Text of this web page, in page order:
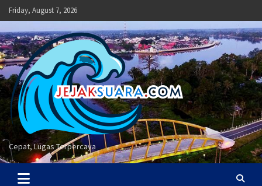
Skip
to
content
Friday, August 7, 2026
Cepat, Lugas Terpercaya